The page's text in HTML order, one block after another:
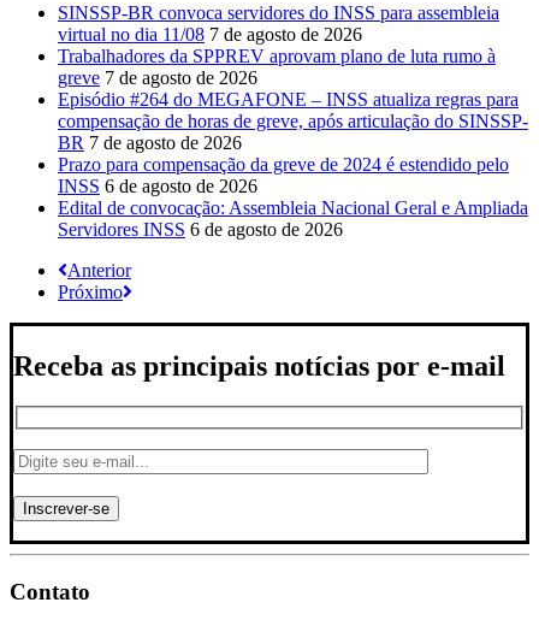
SINSSP-BR convoca servidores do INSS para assembleia
virtual no dia 11/08 7 de agosto de 2026
Trabalhadores da SPPREV aprovam plano de luta rumo à
greve 7 de agosto de 2026
Episódio #264 do MEGAFONE – INSS atualiza regras para
compensação de horas de greve, após articulação do SINSSP-
BR 7 de agosto de 2026
Prazo para compensação da greve de 2024 é estendido pelo
INSS 6 de agosto de 2026
Edital de convocação: Assembleia Nacional Geral e Ampliada
Servidores INSS 6 de agosto de 2026
Anterior
Próximo
Receba as principais notícias por e-mail
Contato